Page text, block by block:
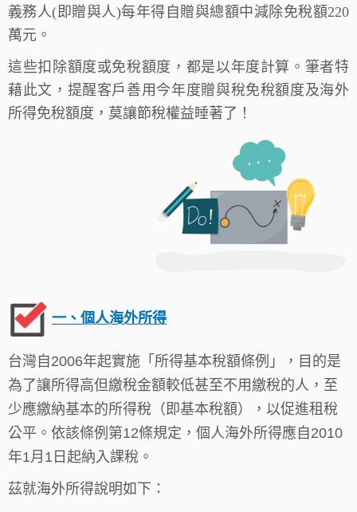
義務人(即贈與人)每年得自贈與總額中減除免稅額220
萬元。
這些扣除額度或免稅額度，都是以年度計算。筆者特
藉此文，提醒客戶善用今年度贈與稅免稅額度及海外
所得免稅額度，莫讓節稅權益睡著了！
一、個人海外所得
台灣自2006年起實施「所得基本稅額條例」，目的是
為了讓所得高但繳稅金額較低甚至不用繳稅的人，至
少應繳納基本的所得稅（即基本稅額），以促進租稅
公平。依該條例第12條規定，個人海外所得應自2010
年1月1日起納入課稅。
茲就海外所得說明如下：